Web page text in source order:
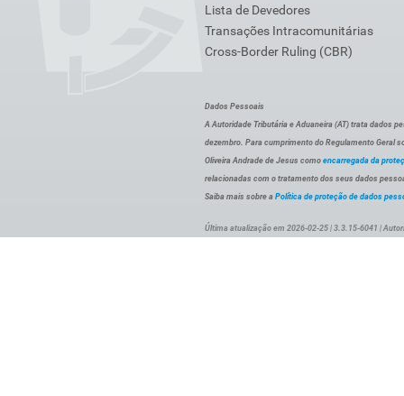
Lista de Devedores
Transações Intracomunitárias
Cross-Border Ruling (CBR)
Dados Pessoais
A Autoridade Tributária e Aduaneira (AT) trata dados
dezembro. Para cumprimento do Regulamento Geral
Oliveira Andrade de Jesus como encarregada da
relacionadas com o tratamento dos seus dados
Saiba mais sobre a Política de proteção de dados
Última atualização em 2026-02-25 | 3.3.15-6041 |